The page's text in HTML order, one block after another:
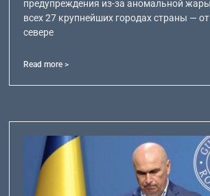
предупреждения из-за аномальной
всех 27 крупнейших городах страны — от
севере
Read more >